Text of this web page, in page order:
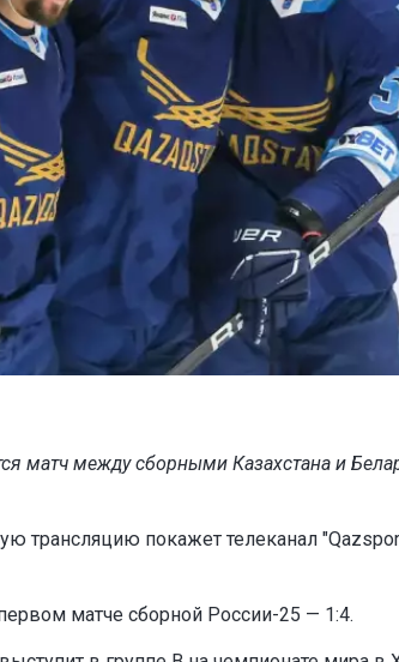
матч между сборными Казахстана и
трансляцию покажет телеканал
матче сборной России-25 — 1:4.